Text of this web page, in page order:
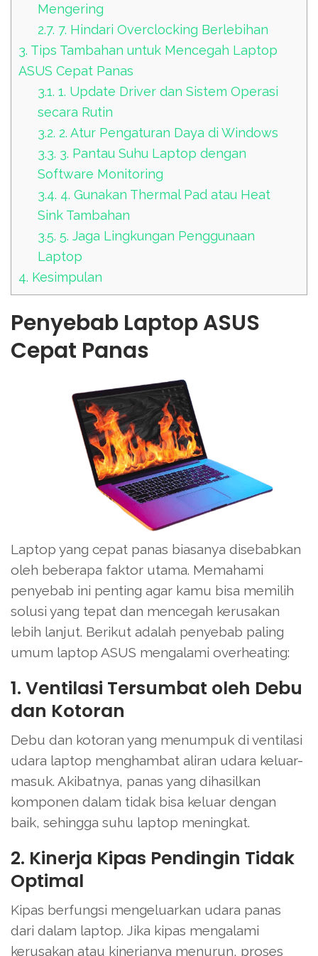
Mengering
2.7. 7. Hindari Overclocking Berlebihan
3. Tips Tambahan untuk Mencegah Laptop
ASUS Cepat Panas
3.1. 1. Update Driver dan Sistem Operasi
secara Rutin
3.2. 2. Atur Pengaturan Daya di Windows
3.3. 3. Pantau Suhu Laptop dengan
Software Monitoring
3.4. 4. Gunakan Thermal Pad atau Heat
Sink Tambahan
3.5. 5. Jaga Lingkungan Penggunaan
Laptop
4. Kesimpulan
Penyebab Laptop ASUS
Cepat Panas
Laptop yang cepat panas biasanya disebabkan
oleh beberapa faktor utama. Memahami
penyebab ini penting agar kamu bisa memilih
solusi yang tepat dan mencegah kerusakan
lebih lanjut. Berikut adalah penyebab paling
umum laptop ASUS mengalami overheating:
1. Ventilasi Tersumbat oleh Debu
dan Kotoran
Debu dan kotoran yang menumpuk di ventilasi
udara laptop menghambat aliran udara keluar-
masuk. Akibatnya, panas yang dihasilkan
komponen dalam tidak bisa keluar dengan
baik, sehingga suhu laptop meningkat.
2. Kinerja Kipas Pendingin Tidak
Optimal
Kipas berfungsi mengeluarkan udara panas
dari dalam laptop. Jika kipas mengalami
kerusakan atau kinerjanya menurun, proses